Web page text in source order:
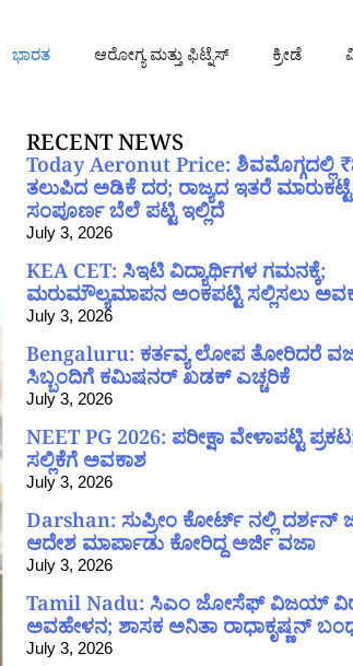
ಭಾರತ ಆರೋಗ್ಯ ಮತ್ತು ಫಿಟ್ನೆಸ್ ಕ್ರೀಡೆ
RECENT NEWS
Today Aeronut Price: ಶಿವಮೊಗ್ಗದಲ್ಲಿ
ತಲುಪಿದ ಅಡಿಕೆ ದರ; ರಾಜ್ಯದ ಇತರೆ
ಸಂಪೂರ್ಣ ಬೆಲೆ ಪಟ್ಟಿ ಇಲ್ಲಿದೆ
July 3, 2026
KEA CET: ಸಿಇಟಿ ವಿದ್ಯಾರ್ಥಿಗಳ ಗಮನಕ್ಕೆ;
ಮರುಮೌಲ್ಯಮಾಪನ ಅಂಕಪಟ್ಟಿ ಸಲ್ಲಿಸಲು
July 3, 2026
Bengaluru: ಕರ್ತವ್ಯ ಲೋಪ ತೋರಿದರೆ
ಸಿಬ್ಬಂದಿಗೆ ಕಮಿಷನರ್ ಖಡಕ್ ಎಚ್ಚರಿಕೆ
July 3, 2026
NEET PG 2026: ಪರೀಕ್ಷಾ ವೇಳಾಪಟ್ಟಿ
ಸಲ್ಲಿಕೆಗೆ ಅವಕಾಶ
July 3, 2026
Darshan: ಸುಪ್ರೀಂ ಕೋರ್ಟ್ ನಲ್ಲಿ ದರ್ಶನ್
ಆದೇಶ ಮಾರ್ಪಾಡು ಕೋರಿದ್ದ ಅರ್ಜಿ ವಜಾ
July 3, 2026
Tamil Nadu: ಸಿಎಂ ಜೋಸೆಫ್ ವಿಜಯ್
ಅವಹೇಳನ; ಶಾಸಕ ಅನಿತಾ ರಾಧಾಕೃಷ್ಣನ್
July 3, 2026